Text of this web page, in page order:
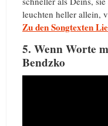
leuchten heller allein,
Zu den Songtexten
5. Wenn Worte
Bendzko